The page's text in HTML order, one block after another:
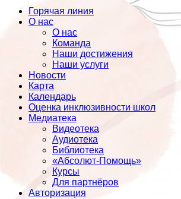
Горячая линия
О нас
О нас
Команда
Наши достижения
Наши услуги
Новости
Карта
Календарь
Оценка инклюзивности школ
Медиатека
Видеотека
Аудиотека
Библиотека
«Абсолют-Помощь»
Курсы
Для партнёров
Авторизация